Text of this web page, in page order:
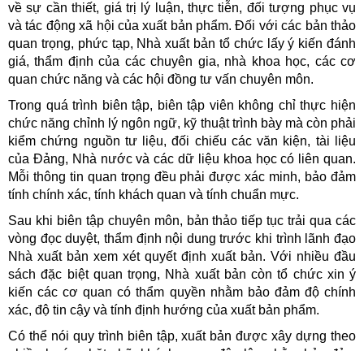
về sự cần thiết, giá trị lý luận, thực tiễn, đối tượng phục vụ
và tác động xã hội của xuất bản phẩm. Đối với các bản thảo
quan trọng, phức tạp, Nhà xuất bản tổ chức lấy ý kiến đánh
giá, thẩm định của các chuyên gia, nhà khoa học, các cơ
quan chức năng và các hội đồng tư vấn chuyên môn.
Trong quá trình biên tập, biên tập viên không chỉ thực hiện
chức năng chỉnh lý ngôn ngữ, kỹ thuật trình bày mà còn phải
kiểm chứng nguồn tư liệu, đối chiếu các văn kiện, tài liệu
của Đảng, Nhà nước và các dữ liệu khoa học có liên quan.
Mỗi thông tin quan trọng đều phải được xác minh, bảo đảm
tính chính xác, tính khách quan và tính chuẩn mực.
Sau khi biên tập chuyên môn, bản thảo tiếp tục trải qua các
vòng đọc duyệt, thẩm định nội dung trước khi trình lãnh đạo
Nhà xuất bản xem xét quyết định xuất bản. Với nhiều đầu
sách đặc biệt quan trọng, Nhà xuất bản còn tổ chức xin ý
kiến các cơ quan có thẩm quyền nhằm bảo đảm độ chính
xác, độ tin cậy và tính định hướng của xuất bản phẩm.
Có thể nói quy trình biên tập, xuất bản được xây dựng theo